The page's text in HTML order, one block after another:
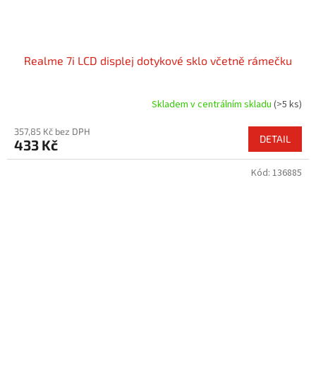
Realme 7i LCD displej dotykové sklo včetně rámečku
Skladem v centrálním skladu (>5 ks)
357,85 Kč bez DPH
433 Kč DETAIL
Kód: 136885